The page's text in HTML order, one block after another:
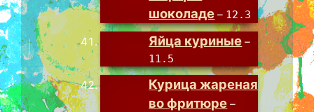
шоколаде – 12.3
Яйца куриные –
11.5
Курица жареная
во фритюре –